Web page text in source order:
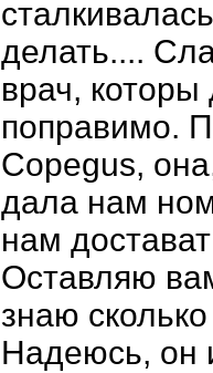
делать....
врач,
поправимо.
Copegus,
дала нам
нам
Оставляю
знаю
Надеюсь, он